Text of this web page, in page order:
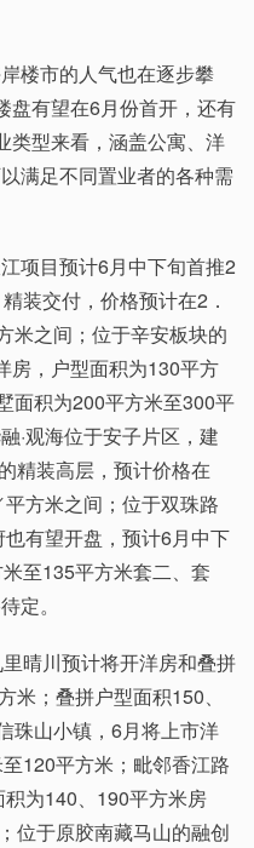
楼市的人气也在逐步攀
盘有望在6月份首开，还有
类型来看，涵盖公寓、洋
满足不同置业者的各种需
项目预计6月中下旬首推2
装交付，价格预计在2．
米之间；位于辛安板块的
房，户型面积为130平方
面积为200平方米至300平
·观海位于安子片区，建
精装高层，预计价格在
方米之间；位于双珠路
有望开盘，预计6月中下
至135平方米套二、套
定。
晴川预计将开洋房和叠拼
；叠拼户型面积150、
珠山小镇，6月将上市洋
120平方米；毗邻香江路
为140、190平方米房
位于原胶南藏马山的融创